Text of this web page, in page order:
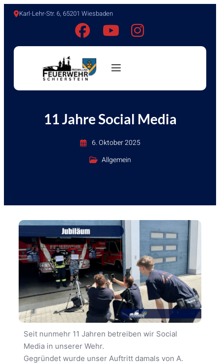
Karl-Lehr-Str. 6, 65201 Wiesbaden
11 Jahre Social Media
6. Oktober 2025
Allgemein
Seit nunmehr 11 Jahren betreiben wir Social
Media in unserer Wehr.
Gegründet wurde unser Auftritt damals von A.